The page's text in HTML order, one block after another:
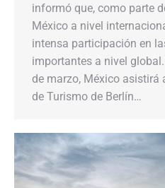
informó que, como parte
México a nivel
intensa participación en
importantes a nivel
de marzo, México asistirá
de Turismo de Berlín…